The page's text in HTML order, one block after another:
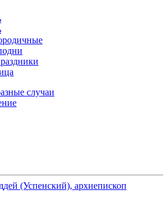
случаи
(Успенский), архиепископ